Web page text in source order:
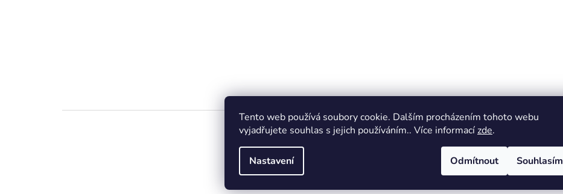
Tento web používá soubory cookie. Dalším procházením tohoto webu
vyjadřujete souhlas s jejich používáním.. Více informacízde.
Nastavení Odmítnout Souhlasím